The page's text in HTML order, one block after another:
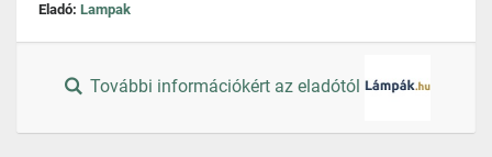
Eladó: Lampak
További információkért az eladótól